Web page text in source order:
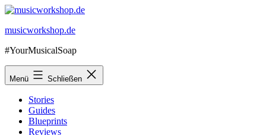
Zum
springen
musicworkshop.de
#YourMusicalSoap
Menü Schließen
Stories
Guides
Blueprints
Reviews